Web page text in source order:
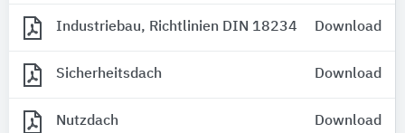
Industriebau, Richtlinien DIN 18234 Download
Sicherheitsdach Download
Nutzdach Download